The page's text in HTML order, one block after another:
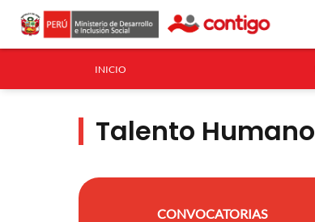
INICIO
Talento Humano
CONVOCATORIAS